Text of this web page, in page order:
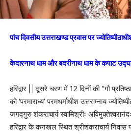
पांच दिवसीय उत्तराखण्ड प्रवास पर
केदारनाथ धाम और बदरीनाथ धाम के कपाट
हरिद्वार || दूसरे चरण में 12 दिनों की “गौ
को ‘परमाराध्य’ परमधर्माधीश उत्तराम्नाय
जगद्गुरु शंकराचार्य स्वामिश्रीः
हरिद्वार के कनखल स्थित श्रीशंकराचार्य निवास